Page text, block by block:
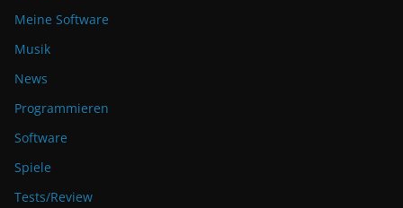
Meine Software
Musik
News
Programmieren
Software
Spiele
Tests/Review